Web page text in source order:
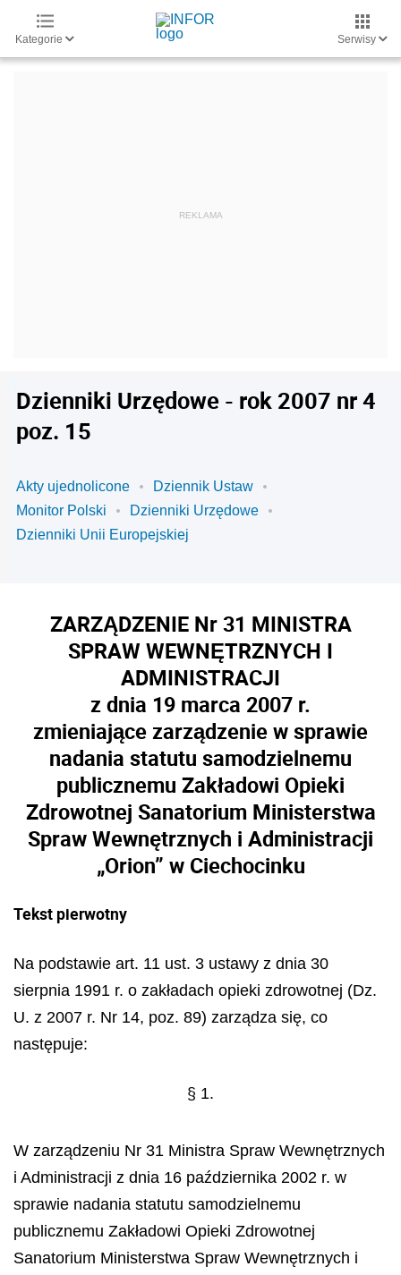
Kategorie Serwisy
Dzienniki Urzędowe - rok 2007 nr 4
poz. 15
Akty ujednolicone
Dziennik Ustaw
Monitor Polski
Dzienniki Urzędowe
Dzienniki Unii Europejskiej
ZARZĄDZENIE Nr 31 MINISTRA
SPRAW WEWNĘTRZNYCH I
ADMINISTRACJI
z dnia 19 marca 2007 r.
zmieniające zarządzenie w sprawie
nadania statutu samodzielnemu
publicznemu Zakładowi Opieki
Zdrowotnej Sanatorium Ministerstwa
Spraw Wewnętrznych i Administracji
„Orion” w Ciechocinku
Tekst pierwotny
Na podstawie art. 11 ust. 3 ustawy z dnia 30
sierpnia 1991 r. o zakładach opieki zdrowotnej (Dz.
U. z 2007 r. Nr 14, poz. 89) zarządza się, co
następuje:
§ 1.
W zarządzeniu Nr 31 Ministra Spraw Wewnętrznych
i Administracji z dnia 16 października 2002 r. w
sprawie nadania statutu samodzielnemu
publicznemu Zakładowi Opieki Zdrowotnej
Sanatorium Ministerstwa Spraw Wewnętrznych i